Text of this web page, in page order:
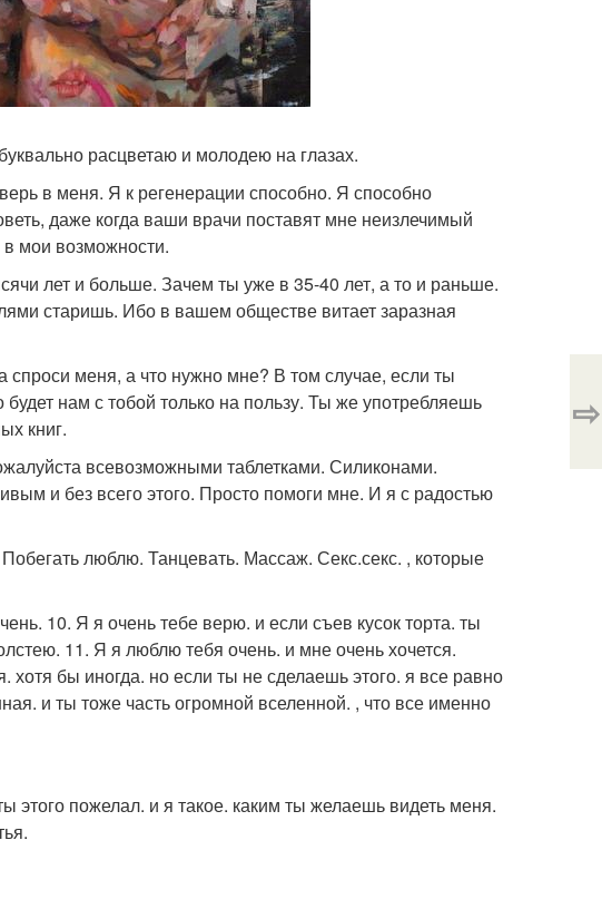
расцветаю и молодею на глазах.
в меня. Я к регенерации способно. Я способно
даже когда ваши врачи поставят мне неизлечимый
мои возможности.
лет и больше. Зачем ты уже в 35-40 лет, а то и раньше.
старишь. Ибо в вашем обществе витает заразная
спроси меня, а что нужно мне? В том случае, если ты
нам с тобой только на пользу. Ты же употребляешь
книг.
всевозможными таблетками. Силиконами.
и без всего этого. Просто помоги мне. И я с радостью
люблю. Танцевать. Массаж. Секс.секс. , которые
10. Я я очень тебе верю. и если съев кусок торта. ты
11. Я я люблю тебя очень. и мне очень хочется.
бы иногда. но если ты не сделаешь этого. я все равно
и ты тоже часть огромной вселенной. , что все именно
этого пожелал. и я такое. каким ты желаешь видеть меня.
⇨